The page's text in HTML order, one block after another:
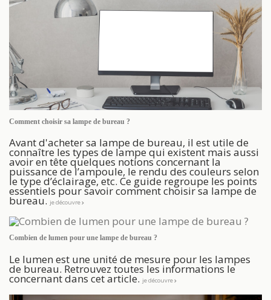
Comment choisir sa lampe de bureau ?
Avant d'acheter sa lampe de bureau, il est utile de
connaître les types de lampe qui existent mais aussi
avoir en tête quelques notions concernant la
puissance de l’ampoule, le rendu des couleurs selon
le type d’éclairage, etc. Ce guide regroupe les points
essentiels pour savoir comment choisir sa lampe de
bureau. je découvre
Combien de lumen pour une lampe de bureau ?
Le lumen est une unité de mesure pour les lampes
de bureau. Retrouvez toutes les informations le
concernant dans cet article. je découvre